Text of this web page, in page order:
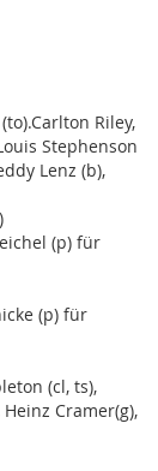
Riley,
Stephenson
Lenz (b),
(p) für
(p) für
(cl, ts),
Cramer(g),